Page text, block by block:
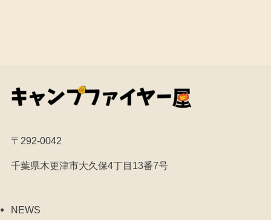
〒292-0042
千葉県木更津市大久保4丁目13番7号
NEWS